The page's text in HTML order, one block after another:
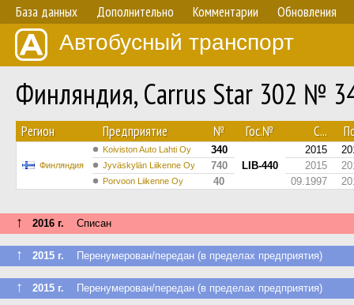
База данных Дополнительно Комментарии Обновления
Автобусный транспорт
Финляндия, Carrus Star 302 №
Регион Предприятие № Гос.№ С...
Финляндия
Koiviston Auto Lahti Oy
340
LIB-440
2015
Jyväskylän Liikenne Oy 740 2015
Porvoon Liikenne Oy 40 09.1997
↑ 2016 г. Списан
↑ 2015 г. Перенумерован/передан (в пределах предприятия)
↑ 2015 г. Перенумерован/передан (в пределах предприятия)